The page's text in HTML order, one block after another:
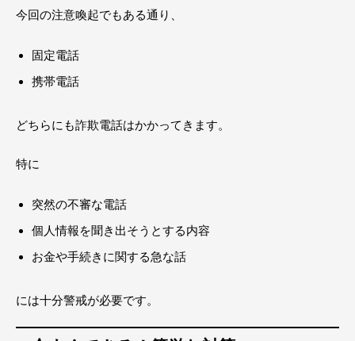
今回の注意喚起でもある通り、
固定電話
携帯電話
どちらにも詐欺電話はかかってきます。
特に
突然の不審な電話
個人情報を聞き出そうとする内容
お金や手続きに関する急な話
には十分警戒が必要です。